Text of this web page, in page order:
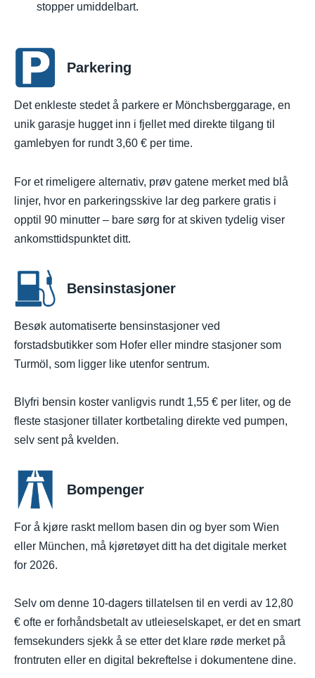
stopper umiddelbart.
Parkering
Det enkleste stedet å parkere er Mönchsberggarage, en
unik garasje hugget inn i fjellet med direkte tilgang til
gamlebyen for rundt 3,60 € per time.
For et rimeligere alternativ, prøv gatene merket med blå
linjer, hvor en parkeringsskive lar deg parkere gratis i
opptil 90 minutter – bare sørg for at skiven tydelig viser
ankomsttidspunktet ditt.
Bensinstasjoner
Besøk automatiserte bensinstasjoner ved
forstadsbutikker som Hofer eller mindre stasjoner som
Turmöl, som ligger like utenfor sentrum.
Blyfri bensin koster vanligvis rundt 1,55 € per liter, og de
fleste stasjoner tillater kortbetaling direkte ved pumpen,
selv sent på kvelden.
Bompenger
For å kjøre raskt mellom basen din og byer som Wien
eller München, må kjøretøyet ditt ha det digitale merket
for 2026.
Selv om denne 10-dagers tillatelsen til en verdi av 12,80
€ ofte er forhåndsbetalt av utleieselskapet, er det en smart
femsekunders sjekk å se etter det klare røde merket på
frontruten eller en digital bekreftelse i dokumentene dine.